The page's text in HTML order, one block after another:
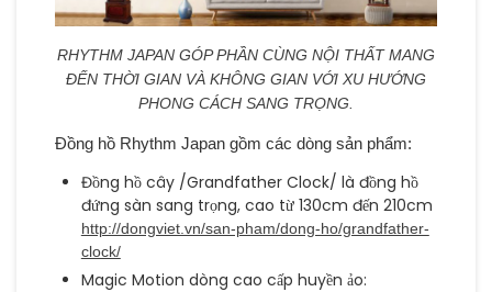
RHYTHM JAPAN GÓP PHẦN CÙNG NỘI THẤT MANG
ĐẾN THỜI GIAN VÀ KHÔNG GIAN VỚI XU HƯỚNG
PHONG CÁCH SANG TRỌNG.
Đồng hồ Rhythm Japan gồm các dòng sản phẩm:
Đồng hồ cây /Grandfather Clock/ là đồng hồ
đứng sàn sang trọng, cao từ 130cm đến 210cm
http://dongviet.vn/san-pham/dong-ho/grandfather-
clock/
Magic Motion dòng cao cấp huyền ảo: